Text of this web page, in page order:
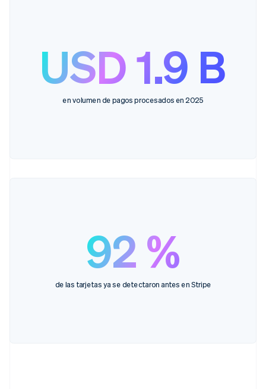
USD 1.9 B
en volumen de pagos procesados en 2025
92 %
de las tarjetas ya se detectaron antes en Stripe